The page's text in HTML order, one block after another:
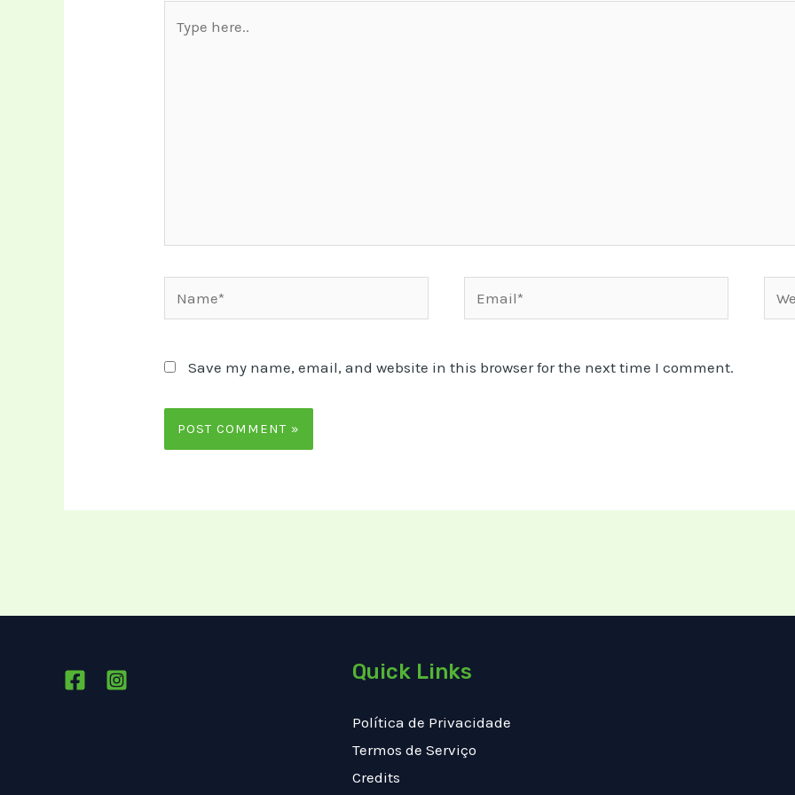
here..
Email*
Save my name, email, and website in this browser for the next time I comment.
Quick Links
Política de Privacidade
Termos de Serviço
Credits